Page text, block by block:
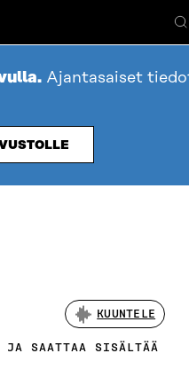
Ajantasaiset
KUUNTELE
SAATTAA SISÄLTÄÄ